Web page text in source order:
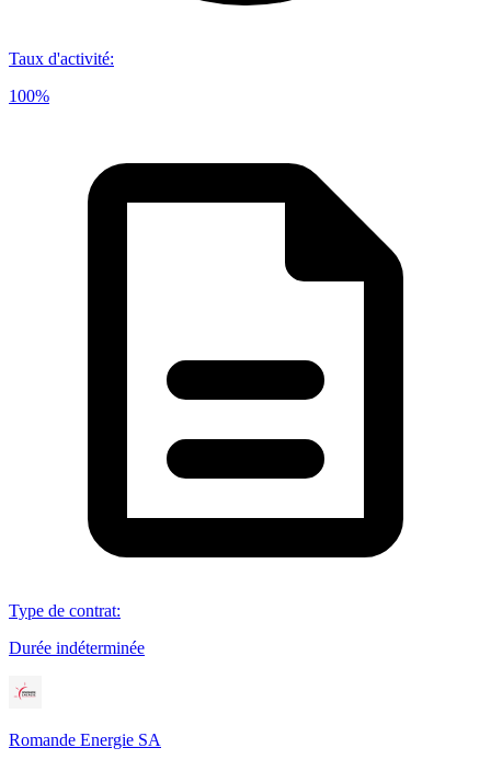
Taux d'activité:
100%
Type de contrat:
Durée indéterminée
Romande Energie SA